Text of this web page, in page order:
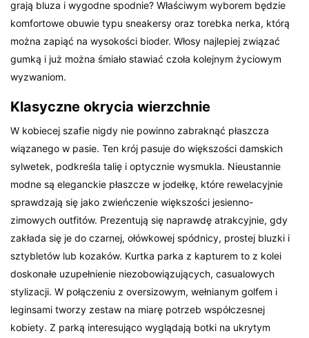
grają bluza i wygodne spodnie? Właściwym wyborem będzie
komfortowe obuwie typu sneakersy oraz torebka nerka, którą
można zapiąć na wysokości bioder. Włosy najlepiej związać
gumką i już można śmiało stawiać czoła kolejnym życiowym
wyzwaniom.
Klasyczne okrycia wierzchnie
W kobiecej szafie nigdy nie powinno zabraknąć płaszcza
wiązanego w pasie. Ten krój pasuje do większości damskich
sylwetek, podkreśla talię i optycznie wysmukla. Nieustannie
modne są eleganckie płaszcze w jodełkę, które rewelacyjnie
sprawdzają się jako zwieńczenie większości jesienno-
zimowych outfitów. Prezentują się naprawdę atrakcyjnie, gdy
zakłada się je do czarnej, ołówkowej spódnicy, prostej bluzki i
sztybletów lub kozaków. Kurtka parka z kapturem to z kolei
doskonałe uzupełnienie niezobowiązujących, casualowych
stylizacji. W połączeniu z oversizowym, wełnianym golfem i
leginsami tworzy zestaw na miarę potrzeb współczesnej
kobiety. Z parką interesująco wyglądają botki na ukrytym